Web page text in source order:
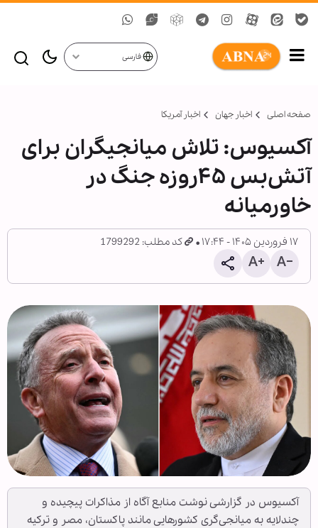
فارسی
صفحه اصلی اخبار جهان اخبار آمریکا
آکسیوس: تلاش میانجیگران برای
آتش‌بس ۴۵روزه جنگ در
خاورمیانه
۱۷ فروردین ۱۴۰۵ - ۱۷:۴۴ کد مطلب: 1799292
آکسیوس در گزارشی نوشت منابع آگاه از مذاکرات پیچیده و
چندلایه به میانجی‌گری کشورهایی مانند پاکستان، مصر و ترکیه